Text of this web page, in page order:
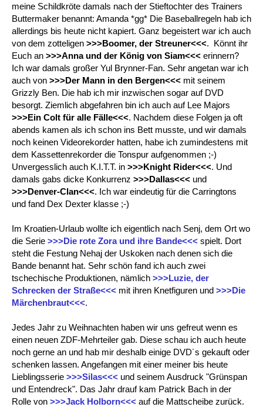
meine Schildkröte damals nach der Stieftochter des Trainers
Buttermaker benannt: Amanda *gg* Die Baseballregeln hab ich
allerdings bis heute nicht kapiert. Ganz begeistert war ich auch
von dem zotteligen >>>Boomer, der Streuner<<<. Könnt ihr
Euch an >>>Anna und der König von Siam<<< erinnern?
Ich war damals großer Yul Brynner-Fan. Sehr angetan war ich
auch von >>>Der Mann in den Bergen<<< mit seinem
Grizzly Ben. Die hab ich mir inzwischen sogar auf DVD
besorgt. Ziemlich abgefahren bin ich auch auf Lee Majors
>>>Ein Colt für alle Fälle<<<. Nachdem diese Folgen ja oft
abends kamen als ich schon ins Bett musste, und wir damals
noch keinen Videorekorder hatten, habe ich zumindestens mit
dem Kassettenrekorder die Tonspur aufgenommen ;-)
Unvergesslich auch K.I.T.T. in >>>Knight Rider<<<. Und
damals gabs dicke Konkurrenz >>>Dallas<<< und
>>>Denver-Clan<<<. Ich war eindeutig für die Carringtons
und fand Dex Dexter klasse ;-)
Im Kroatien-Urlaub wollte ich eigentlich nach Senj, dem Ort wo
die Serie >>>Die rote Zora und ihre Bande<<< spielt. Dort
steht die Festung Nehaj der Uskoken nach denen sich die
Bande benannt hat. Sehr schön fand ich auch zwei
tschechische Produktionen, nämlich >>>Luzie, der
Schrecken der Straße<<< mit ihren Knetfiguren und >>>Die
Märchenbraut<<<.
Jedes Jahr zu Weihnachten haben wir uns gefreut wenn es
einen neuen ZDF-Mehrteiler gab. Diese schau ich auch heute
noch gerne an und hab mir deshalb einige DVD´s gekauft oder
schenken lassen. Angefangen mit einer meiner bis heute
Lieblingsserie >>>Silas<<< und seinem Ausdruck "Grünspan
und Entendreck". Das Jahr drauf kam Patrick Bach in der
Rolle von >>>Jack Holborn<<< auf die Mattscheibe zurück.